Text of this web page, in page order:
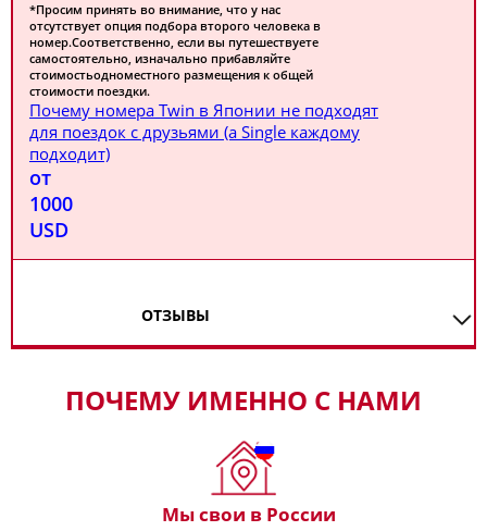
*Просим принять во внимание, что у нас
отсутствует опция подбора второго человека в
номер.Соответственно, если вы путешествуете
самостоятельно, изначально прибавляйте
стоимостьодноместного размещения к общей
стоимости поездки.
Почему номера Twin в Японии не подходят
для поездок с друзьями (а Single каждому
подходит)
от
1000
USD
ОТЗЫВЫ
ПОЧЕМУ ИМЕННО С НАМИ
Мы свои в России